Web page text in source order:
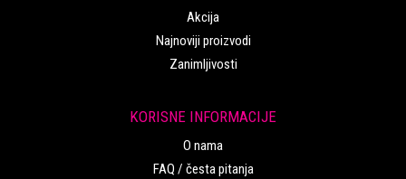
Akcija
Najnoviji proizvodi
Zanimljivosti
KORISNE INFORMACIJE
O nama
FAQ / česta pitanja